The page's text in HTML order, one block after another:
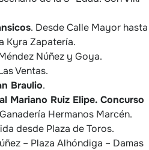
. Desde Calle Mayor hasta
Kyra Zapatería.
Núñez y Goya.
Ventas.
Braulio.
Mariano Ruiz Elipe. Concurso
Hermanos Marcén.
desde Plaza de Toros.
– Plaza Alhóndiga – Damas